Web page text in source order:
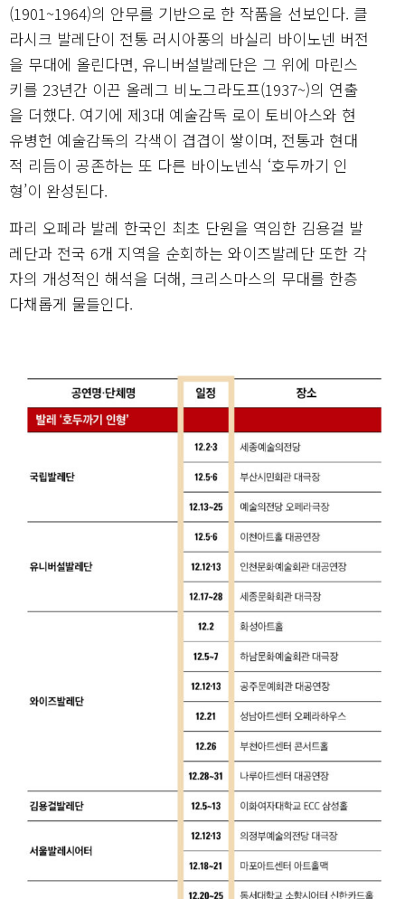
(1901~1964)의 안무를 기반으로 한 작품을 선보인다. 클
라시크 발레단이 전통 러시아풍의 바실리 바이노넨 버전
을 무대에 올린다면, 유니버설발레단은 그 위에 마린스
키를 23년간 이끈 올레그 비노그라도프(1937~)의 연출
을 더했다. 여기에 제3대 예술감독 로이 토비아스와 현
유병헌 예술감독의 각색이 겹겹이 쌓이며, 전통과 현대
적 리듬이 공존하는 또 다른 바이노넨식 ‘호두까기 인
형’이 완성된다.
파리 오페라 발레 한국인 최초 단원을 역임한 김용걸 발
레단과 전국 6개 지역을 순회하는 와이즈발레단 또한 각
자의 개성적인 해석을 더해, 크리스마스의 무대를 한층
다채롭게 물들인다.